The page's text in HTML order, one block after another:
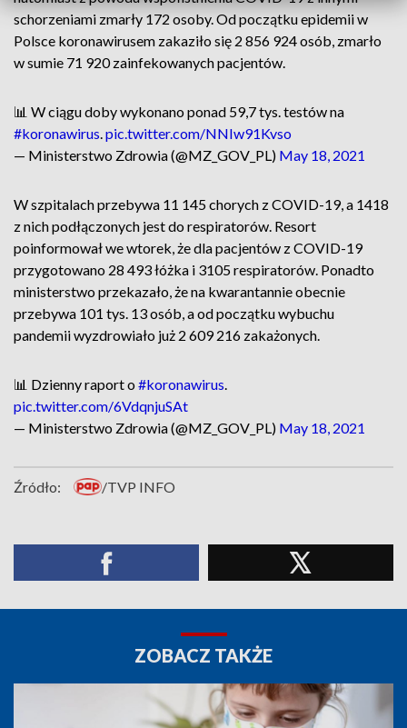
schorzeniami zmarły 172 osoby. Od początku epidemii w
Polsce koronawirusem zakaziło się 2 856 924 osób, zmarło
w sumie 71 920 zainfekowanych pacjentów.
📊 W ciągu doby wykonano ponad 59,7 tys. testów na
#koronawirus.pic.twitter.com/NNIw91Kvso
— Ministerstwo Zdrowia (@MZ_GOV_PL) May 18, 2021
W szpitalach przebywa 11 145 chorych z COVID-19, a 1418
z nich podłączonych jest do respiratorów. Resort
poinformował we wtorek, że dla pacjentów z COVID-19
przygotowano 28 493 łóżka i 3105 respiratorów. Ponadto
ministerstwo przekazało, że na kwarantannie obecnie
przebywa 101 tys. 13 osób, a od początku wybuchu
pandemii wyzdrowiało już 2 609 216 zakażonych.
📊 Dzienny raport o #koronawirus.
pic.twitter.com/6VdqnjuSAt
— Ministerstwo Zdrowia (@MZ_GOV_PL) May 18, 2021
Źródło: /TVP INFO
ZOBACZ TAKŻE